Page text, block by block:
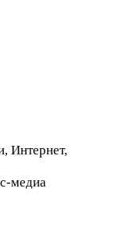
Интернет,
медиа